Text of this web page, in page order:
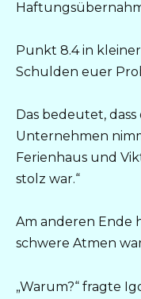
Punkt 8.4 in
Schulden euer
Das bedeutet,
Unternehmen
Ferienhaus und
stolz war.“
Am anderen Ende
schwere Atmen
„Warum?“ fragte